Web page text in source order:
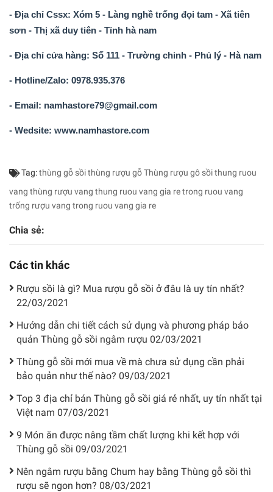
- Địa chỉ Cssx: Xóm 5 - Làng nghề trống đọi tam - Xã tiên
sơn - Thị xã duy tiên - Tỉnh hà nam
- Địa chỉ cửa hàng: Số 111 - Trường chinh - Phủ lý - Hà nam
- Hotline/Zalo: 0978.935.376
- Email: namhastore79@gmail.com
- Wedsite: www.namhastore.com
Tag:thùng gỗ sồithùng rượu gỗThùng rượu gô sồithung ruou
vang thùng rượu vang thung ruou vang gia retrong ruou vang
trống rượu vang trong ruou vang gia re
Chia sẻ:
Các tin khác
Rượu sồi là gì? Mua rượu gỗ sồi ở đâu là uy tín nhất?
22/03/2021
Hướng dẫn chi tiết cách sử dụng và phương pháp bảo
quản Thùng gỗ sồi ngâm rượu 02/03/2021
Thùng gỗ sồi mới mua về mà chưa sử dụng cần phải
bảo quản như thế nào? 09/03/2021
Top 3 địa chỉ bán Thùng gỗ sồi giá rẻ nhất, uy tín nhất tại
Việt nam 07/03/2021
9 Món ăn được nâng tầm chất lượng khi kết hợp với
Thùng gỗ sồi 09/03/2021
Nên ngâm rượu bằng Chum hay bằng Thùng gỗ sồi thì
rượu sẽ ngon hơn? 08/03/2021